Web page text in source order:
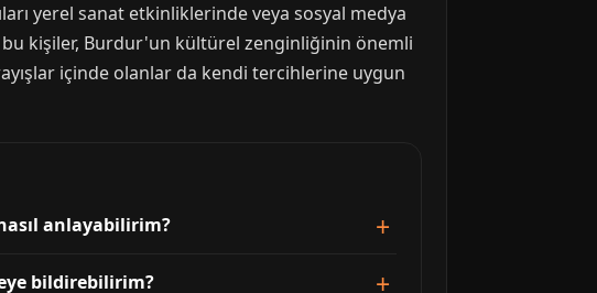
yerel sanat etkinliklerinde veya sosyal medya
kişiler, Burdur'un kültürel zenginliğinin önemli
içinde olanlar da kendi tercihlerine uygun
anlayabilirim?
bildirebilirim?